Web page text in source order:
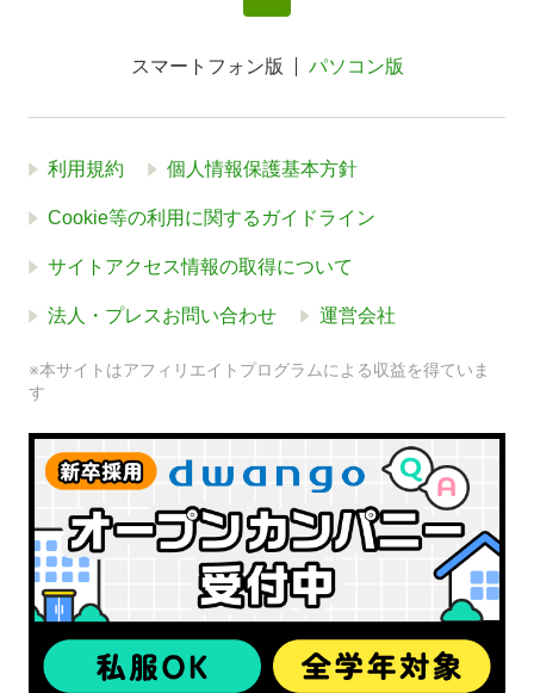
スマートフォン版 パソコン版
利用規約 個人情報保護基本方針
Cookie等の利用に関するガイドライン
サイトアクセス情報の取得について
法人・プレスお問い合わせ 運営会社
※本サイトはアフィリエイトプログラムによる収益を得ていま
す